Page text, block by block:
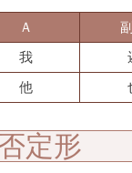
Ａ
我
他
定形